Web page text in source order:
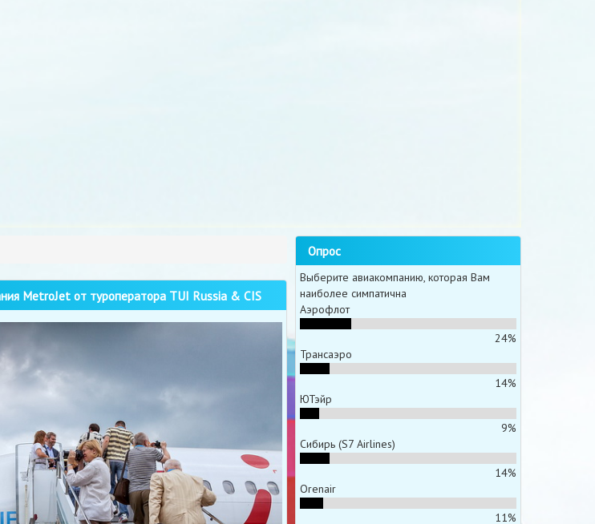
MetroJet от туроператора TUI Russia & CIS
Опрос
Выберите авиакомпанию, которая Вам
наиболее симпатична
Аэрофлот
24%
Трансаэро
14%
ЮТэйр
9%
Сибирь (S7 Airlines)
14%
Orenair
11%